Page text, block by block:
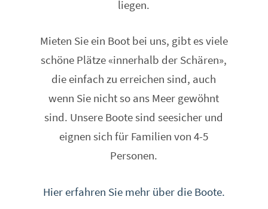
liegen.
Mieten Sie ein Boot bei uns, gibt es viele
schöne Plätze «innerhalb der Schären»,
die einfach zu erreichen sind, auch
wenn Sie nicht so ans Meer gewöhnt
sind. Unsere Boote sind seesicher und
eignen sich für Familien von 4-5
Personen.
Hier erfahren Sie mehr über die Boote.